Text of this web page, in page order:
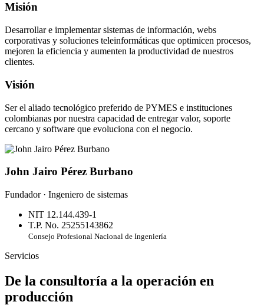
Misión
Desarrollar e implementar sistemas de información, webs
corporativas y soluciones teleinformáticas que optimicen procesos,
mejoren la eficiencia y aumenten la productividad de nuestros
clientes.
Visión
Ser el aliado tecnológico preferido de PYMES e instituciones
colombianas por nuestra capacidad de entregar valor, soporte
cercano y software que evoluciona con el negocio.
John Jairo Pérez Burbano
Fundador · Ingeniero de sistemas
NIT 12.144.439-1
T.P. No. 25255143862
Consejo Profesional Nacional de Ingeniería
Servicios
De la consultoría a la operación en
producción